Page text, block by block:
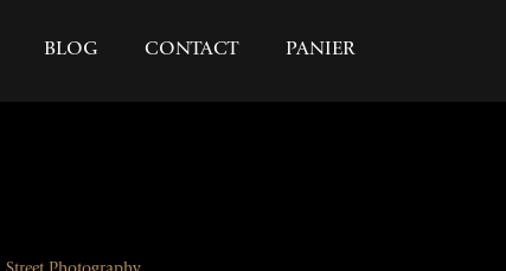
BLOG CONTACT PANIER